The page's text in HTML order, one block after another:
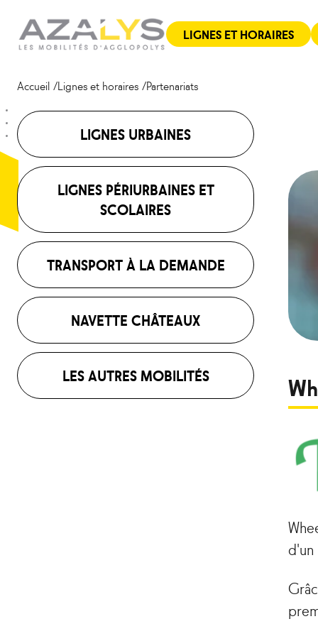
contenu
LIGNES ET HORAIRES
Accueil Lignes et horaires Partenariats
LIGNES URBAINES
LIGNES PÉRIURBAINES ET
SCOLAIRES
TRANSPORT À LA DEMANDE
NAVETTE CHÂTEAUX
LES AUTRES MOBILITÉS